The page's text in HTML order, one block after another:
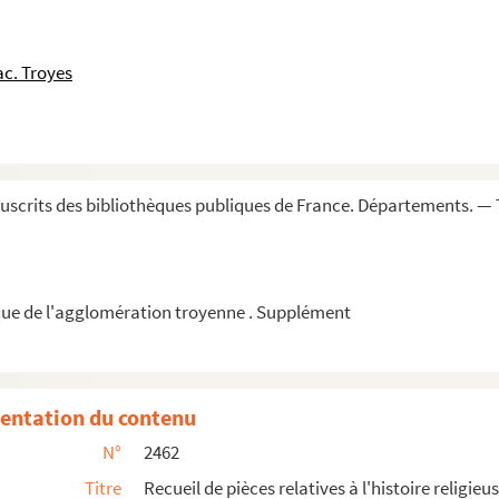
Troyes
des bibliothèques publiques de France. Départements. —
de l'agglomération troyenne . Supplément
et janvier 1766, pour l'école de Rynw »
février 1729
» (1724)
Pères de l'Oratoire. 4 juin 1713
2 janvier 1699 ; texte latin, traduction...
17 avril 1677, et à François(-Étienne ...
Bossuet, évêque de Condom, au sujet...
du contenu
N°
2462
Titre
Recueil de pièces relatives à l'histoire